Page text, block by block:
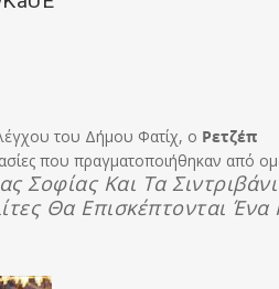
του Δήμου Φατίχ, ο Ρετζέπ
που πραγματοποιήθηκαν από
Σοφίας Και Τα
Θα Επισκέπτονται Ένα